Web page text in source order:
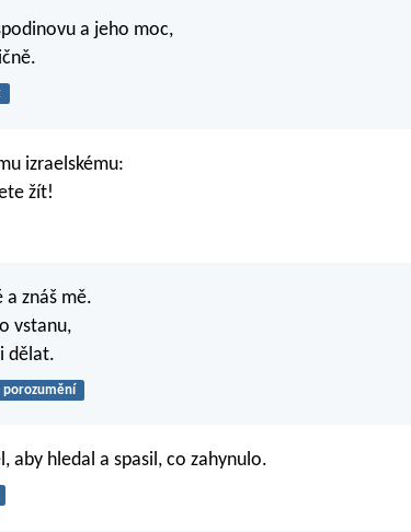
a jeho moc,
izraelskému:
žít!
a znáš mě.
vstanu,
dělat.
porozumění
aby hledal a spasil, co zahynulo.